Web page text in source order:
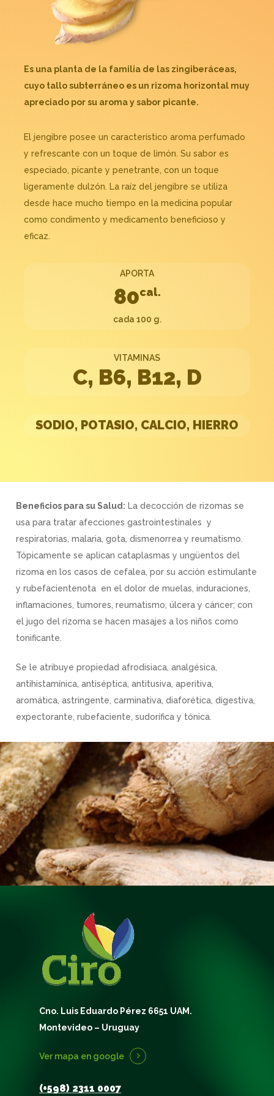
Es una planta de la familia de las zingiberáceas,
cuyo tallo subterráneo es un rizoma horizontal muy
apreciado por su aroma y sabor picante.
El jengibre posee un característico aroma perfumado
y refrescante con un toque de limón. Su sabor es
especiado, picante y penetrante, con un toque
ligeramente dulzón. La raíz del jengibre se utiliza
desde hace mucho tiempo en la medicina popular
como condimento y medicamento beneficioso y
eficaz.
APORTA
80cal.
cada 100 g.
VITAMINAS
C, B6, B12, D
SODIO, POTASIO, CALCIO, HIERRO
Beneficios para su Salud: La decocción de rizomas se
usa para tratar afecciones gastrointestinales ​ y
respiratorias, malaria, gota, dismenorrea y reumatismo.​
Tópicamente se aplican cataplasmas y ungüentos del
rizoma en los casos de cefalea,​ por su acción estimulante
y rubefacientenota en el dolor de muelas, induraciones,
inflamaciones, tumores, reumatismo, úlcera y cáncer;​ con
el jugo del rizoma se hacen masajes a los niños como
tonificante.
Se le atribuye propiedad afrodisiaca,​ analgésica,
antihistamínica,​ antiséptica, antitusiva, aperitiva,
aromática, astringente, carminativa, diaforética, digestiva,​
expectorante, rubefaciente, sudorífica y tónica.​
Cno. Luis Eduardo Pérez 6651 UAM.
Montevideo – Uruguay
Ver mapa en google
(+598) 2311 0007